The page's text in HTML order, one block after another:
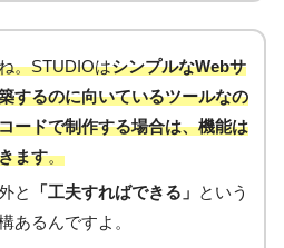
。STUDIOはシンプルなWebサ
するのに向いているツールなの
ードで制作する場合は、機能は
ます。
と
「工夫すればできる」 という
あるんですよ。